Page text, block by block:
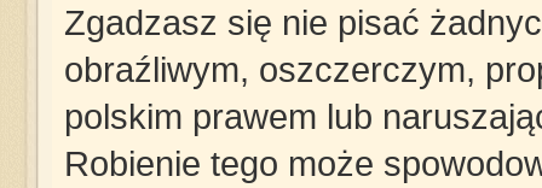
Zgadzasz się nie pisać
obraźliwym, oszczerczym,
polskim prawem lub
Robienie tego może